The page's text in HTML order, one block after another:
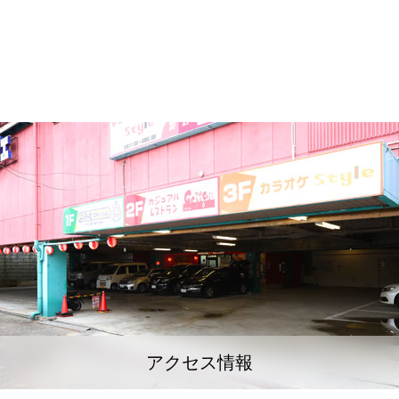
アクセス情報